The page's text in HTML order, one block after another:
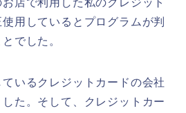
用しているとプログラムが判
でした。
いるクレジットカードの会社
た。そして、クレジットカー